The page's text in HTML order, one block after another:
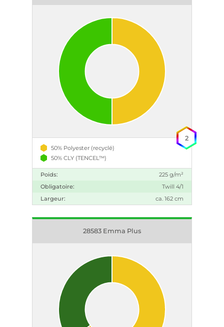
50% Polyester (recyclé)
50% CLY (TENCEL™)
Poids:
225 g/m²
Obligatoire:
Twill 4/1
Largeur:
ca. 162 cm
2
28583 Emma Plus